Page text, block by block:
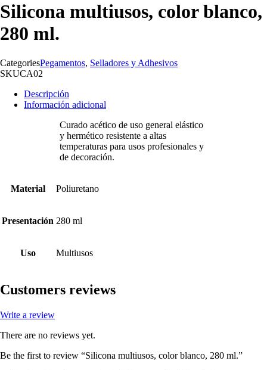
Silicona multiusos, color blanco,
280 ml.
CategoriesPegamentos, Selladores y Adhesivos
SKUCA02
Descripción
Información adicional
Curado acético de uso general elástico
y hermético resistente a altas
temperaturas para usos profesionales y
de decoración.
Material Poliuretano
Presentación 280 ml
Uso Multiusos
Customers reviews
Write a review
There are no reviews yet.
Be the first to review “Silicona multiusos, color blanco, 280 ml.”